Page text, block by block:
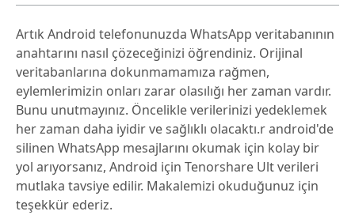
Artık Android telefonunuzda WhatsApp veritabanının
anahtarını nasıl çözeceğinizi öğrendiniz. Orijinal
veritabanlarına dokunmamamıza rağmen,
eylemlerimizin onları zarar olasılığı her zaman vardır.
Bunu unutmayınız. Öncelikle verilerinizi yedeklemek
her zaman daha iyidir ve sağlıklı olacaktı.r android'de
silinen WhatsApp mesajlarını okumak için kolay bir
yol arıyorsanız, Android için Tenorshare Ult verileri
mutlaka tavsiye edilir. Makalemizi okuduğunuz için
teşekkür ederiz.